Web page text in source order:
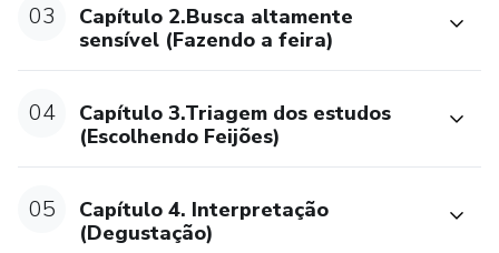
03
Capítulo 2.Busca altamente
sensível (Fazendo a feira)
04
Capítulo 3.Triagem dos estudos
(Escolhendo Feijões)
05
Capítulo 4. Interpretação
(Degustação)